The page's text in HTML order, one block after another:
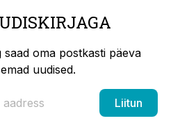
saad oma postkasti päeva
uudised.
Liitun